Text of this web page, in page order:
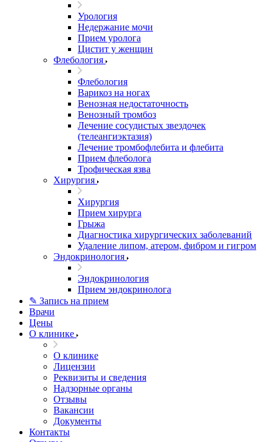
Урология
Недержание мочи
Прием уролога
Цистит у женщин
Флебология
Флебология
Варикоз на ногах
Венозная недостаточность
Венозный тромбоз
Лечение сосудистых звездочек
(телеангиэктазия)
Лечение тромбофлебита и флебита
Прием флеболога
Трофическая язва
Хирургия
Хирургия
Прием хирурга
Грыжа
Диагностика хирургических заболеваний
Удаление липом, атером, фибром и гигром
Эндокринология
Эндокринология
Прием эндокринолога
✎ Запись на прием
Врачи
Цены
О клинике
О клинике
Лицензии
Реквизиты и сведения
Надзорные органы
Отзывы
Вакансии
Документы
Контакты